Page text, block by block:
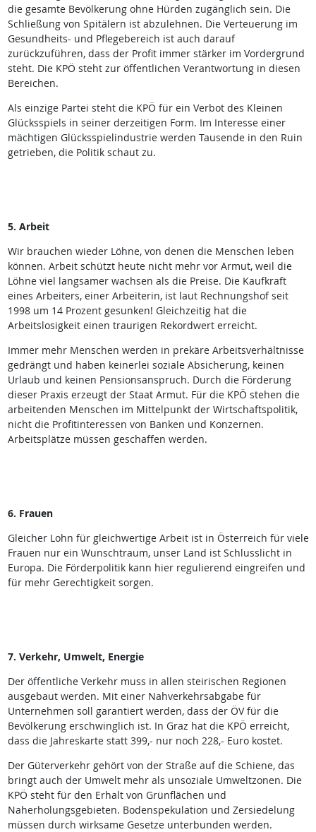
die gesamte Bevölkerung ohne Hürden zugänglich sein. Die
Schließung von Spitälern ist abzulehnen. Die Verteuerung im
Gesundheits- und Pflegebereich ist auch darauf
zurückzuführen, dass der Profit immer stärker im Vordergrund
steht. Die KPÖ steht zur öffentlichen Verantwortung in diesen
Bereichen.
Als einzige Partei steht die KPÖ für ein Verbot des Kleinen
Glücksspiels in seiner derzeitigen Form. Im Interesse einer
mächtigen Glücksspielindustrie werden Tausende in den Ruin
getrieben, die Politik schaut zu.
5. Arbeit
Wir brauchen wieder Löhne, von denen die Menschen leben
können. Arbeit schützt heute nicht mehr vor Armut, weil die
Löhne viel langsamer wachsen als die Preise. Die Kaufkraft
eines Arbeiters, einer Arbeiterin, ist laut Rechnungshof seit
1998 um 14 Prozent gesunken! Gleichzeitig hat die
Arbeitslosigkeit einen traurigen Rekordwert erreicht.
Immer mehr Menschen werden in prekäre Arbeitsverhältnisse
gedrängt und haben keinerlei soziale Absicherung, keinen
Urlaub und keinen Pensionsanspruch. Durch die Förderung
dieser Praxis erzeugt der Staat Armut. Für die KPÖ stehen die
arbeitenden Menschen im Mittelpunkt der Wirtschaftspolitik,
nicht die Profitinteressen von Banken und Konzernen.
Arbeitsplätze müssen geschaffen werden.
6. Frauen
Gleicher Lohn für gleichwertige Arbeit ist in Österreich für viele
Frauen nur ein Wunschtraum, unser Land ist Schlusslicht in
Europa. Die Förderpolitik kann hier regulierend eingreifen und
für mehr Gerechtigkeit sorgen.
7. Verkehr, Umwelt, Energie
Der öffentliche Verkehr muss in allen steirischen Regionen
ausgebaut werden. Mit einer Nahverkehrsabgabe für
Unternehmen soll garantiert werden, dass der ÖV für die
Bevölkerung erschwinglich ist. In Graz hat die KPÖ erreicht,
dass die Jahreskarte statt 399,- nur noch 228,- Euro kostet.
Der Güterverkehr gehört von der Straße auf die Schiene, das
bringt auch der Umwelt mehr als unsoziale Umweltzonen. Die
KPÖ steht für den Erhalt von Grünflächen und
Naherholungsgebieten. Bodenspekulation und Zersiedelung
müssen durch wirksame Gesetze unterbunden werden.